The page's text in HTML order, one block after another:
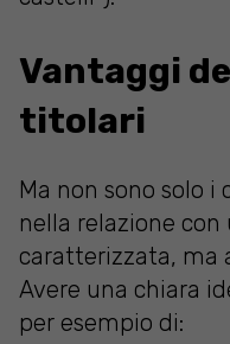
Vantaggi
titolari
Ma non sono solo
nella relazione
caratterizzata, ma
Avere una chiara
per esempio di: